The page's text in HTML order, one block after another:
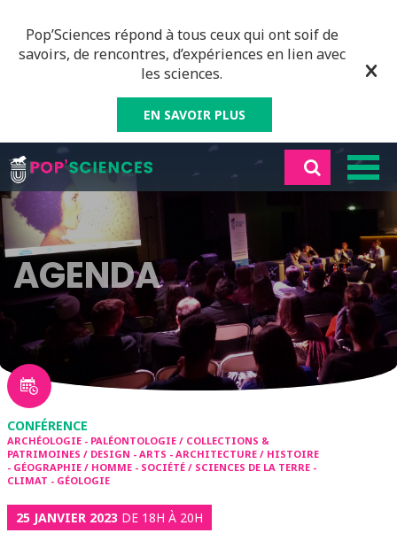
Pop’Sciences répond à tous ceux qui ont soif de
savoirs, de rencontres, d’expériences en lien avec
les sciences.
EN SAVOIR PLUS
AGENDA
CONFÉRENCE
ARCHÉOLOGIE - PALÉONTOLOGIE / COLLECTIONS &
PATRIMOINES / DESIGN - ARTS - ARCHITECTURE / HISTOIRE
- GÉOGRAPHIE / HOMME - SOCIÉTÉ / SCIENCES DE LA TERRE -
CLIMAT - GÉOLOGIE
25 JANVIER 2023 DE 18H À 20H